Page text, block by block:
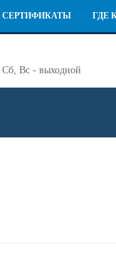
СЕРТИФИКАТЫ ГДЕ
Сб, Вс - выходной